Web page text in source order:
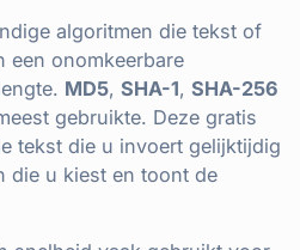
algoritmen die tekst of
een onomkeerbare
MD5, SHA-1, SHA-256
gebruikte. Deze gratis
tekst die u invoert gelijktijdig
die u kiest en toont de